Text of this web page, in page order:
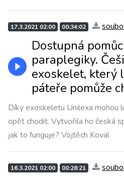
17.3.2021 02:00 00:34:02
Dostupná
paraplegiky.
exoskelet, který
páteře pomůže
Díky exoskeletu Unilexa mohou
opět chodit. Vytvořila ho česká
jak to funguje? Vojtěch Koval
16.3.2021 02:00 00:28:21